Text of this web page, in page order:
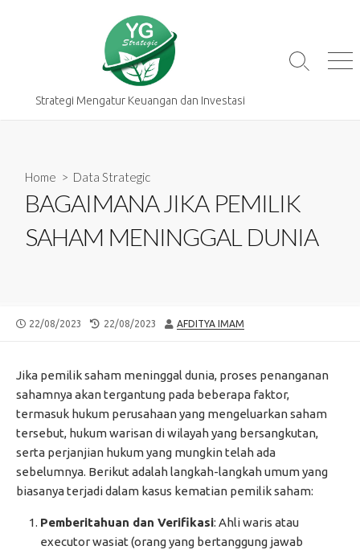
Strategi Mengatur Keuangan dan Investasi
Search
Home > Data Strategic
BAGAIMANA JIKA PEMILIK
SAHAM MENINGGAL DUNIA
PUBLISHED
22/08/2023
LAST
22/08/2023 AUTHOR
AFDITYA IMAM
Jika pemilik saham meninggal dunia, proses penanganan
sahamnya akan tergantung pada beberapa faktor,
termasuk hukum perusahaan yang mengeluarkan saham
tersebut, hukum warisan di wilayah yang bersangkutan,
serta perjanjian hukum yang mungkin telah ada
sebelumnya. Berikut adalah langkah-langkah umum yang
biasanya terjadi dalam kasus kematian pemilik saham:
Pemberitahuan dan Verifikasi: Ahli waris atau
executor wasiat (orang yang bertanggung jawab